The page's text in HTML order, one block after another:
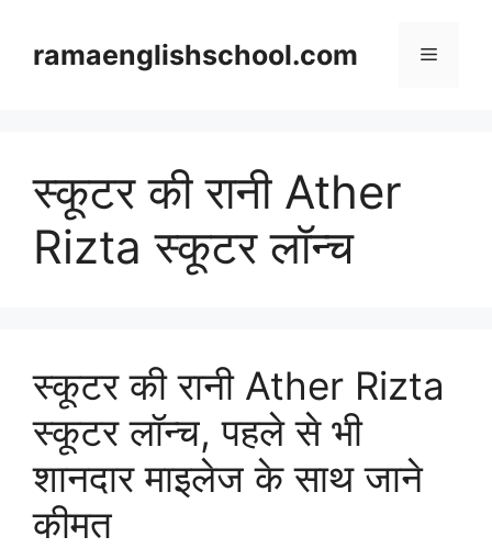
contentramaenglishschool.com Menu
स्कूटर की रानी Ather
Rizta स्कूटर लॉन्च
स्कूटर की रानी Ather Rizta
स्कूटर लॉन्च, पहले से भी
शानदार माइलेज के साथ जाने
कीमत